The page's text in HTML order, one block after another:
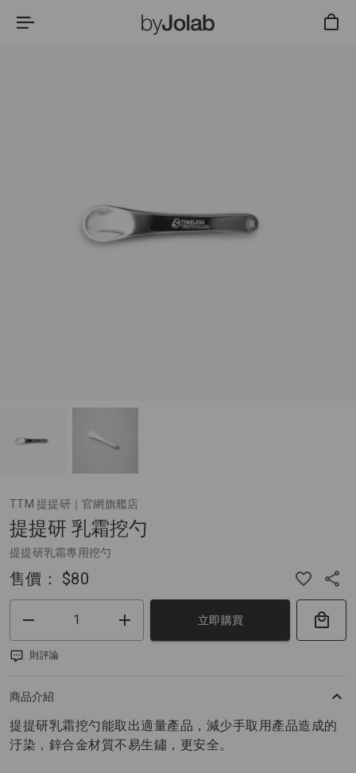
TTM 提提研｜官網旗艦店
提提研 乳霜挖勺
提提研乳霜專用挖勺
售價： $80
立即購買
則評論
商品介紹
提提研乳霜挖勺能取出適量產品，減少手取用產品造成的
汙染，鋅合金材質不易生鏽，更安全。